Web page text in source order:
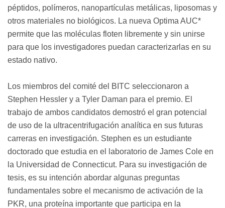
péptidos, polímeros, nanopartículas metálicas, liposomas y
otros materiales no biológicos. La nueva Optima AUC*
permite que las moléculas floten libremente y sin unirse
para que los investigadores puedan caracterizarlas en su
estado nativo.
Los miembros del comité del BITC seleccionaron a
Stephen Hessler y a Tyler Daman para el premio. El
trabajo de ambos candidatos demostró el gran potencial
de uso de la ultracentrifugación analítica en sus futuras
carreras en investigación. Stephen es un estudiante
doctorado que estudia en el laboratorio de James Cole en
la Universidad de Connecticut. Para su investigación de
tesis, es su intención abordar algunas preguntas
fundamentales sobre el mecanismo de activación de la
PKR, una proteína importante que participa en la